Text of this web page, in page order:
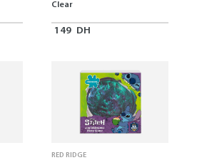
Clear
149 DH
RED RIDGE